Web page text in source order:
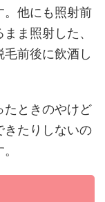
。他にも照射前
ま照射した、
前後に飲酒し
たときのやけど
きたりしないの